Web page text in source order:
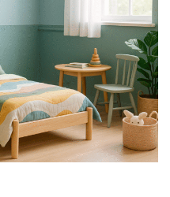
quarto
infantil:
diversão
e
tranquilidade